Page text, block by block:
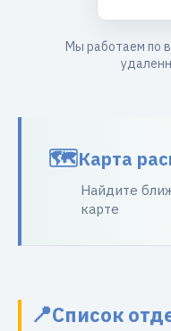
Мы работаем по
Карта
Найдите
карте
Список